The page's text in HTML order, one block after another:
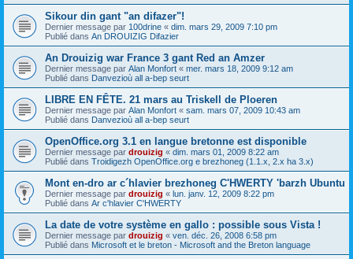
Sikour din gant "an difazer"!
Dernier message par 100drine « dim. mars 29, 2009 7:10 pm
Publié dans An DROUIZIG Difazier
An Drouizig war France 3 gant Red an Amzer
Dernier message par Alan Monfort « mer. mars 18, 2009 9:12 am
Publié dans Danvezioù all a-bep seurt
LIBRE EN FÊTE. 21 mars au Triskell de Ploeren
Dernier message par Alan Monfort « sam. mars 07, 2009 10:43 am
Publié dans Danvezioù all a-bep seurt
OpenOffice.org 3.1 en langue bretonne est disponible
Dernier message par drouizig « dim. mars 01, 2009 8:22 am
Publié dans Troidigezh OpenOffice.org e brezhoneg (1.1.x, 2.x ha 3.x)
Mont en-dro ar c´hlavier brezhoneg C'HWERTY 'barzh Ubuntu
Dernier message par drouizig « lun. janv. 12, 2009 8:22 pm
Publié dans Ar c'hlavier C'HWERTY
La date de votre système en gallo : possible sous Vista !
Dernier message par drouizig « ven. déc. 26, 2008 6:58 pm
Publié dans Microsoft et le breton - Microsoft and the Breton language